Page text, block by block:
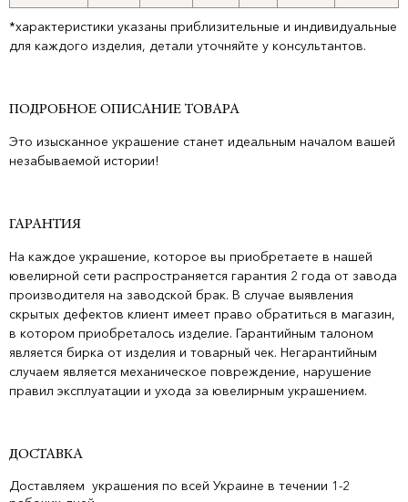
*характеристики указаны приблизительные и индивидуальные
для каждого изделия, детали уточняйте у консультантов.
ПОДРОБНОЕ ОПИСАНИЕ ТОВАРА
Это изысканное украшение станет идеальным началом вашей
незабываемой истории!
ГАРАНТИЯ
На каждое украшение, которое вы приобретаете в нашей
ювелирной сети распространяется гарантия 2 года от завода
производителя на заводской брак. В случае выявления
скрытых дефектов клиент имеет право обратиться в магазин,
в котором приобреталось изделие. Гарантийным талоном
является бирка от изделия и товарный чек. Негарантийным
случаем является механическое повреждение, нарушение
правил эксплуатации и ухода за ювелирным украшением.
ДОСТАВКА
Доставляем украшения по всей Украине в течении 1-2